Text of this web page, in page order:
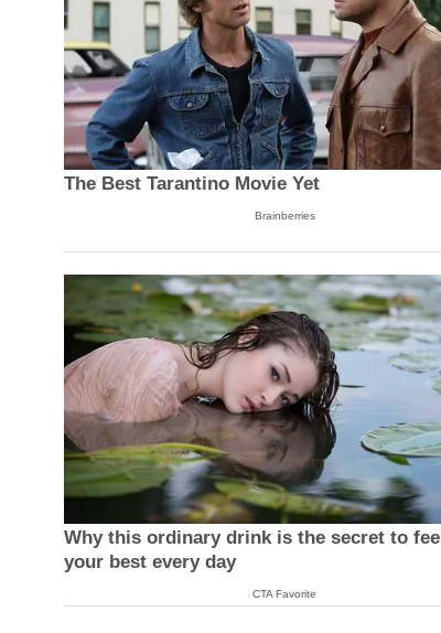
The Best Tarantino Movie Yet
Brainberries
Why this ordinary drink is the secret to
your best every day
CTA Favorite